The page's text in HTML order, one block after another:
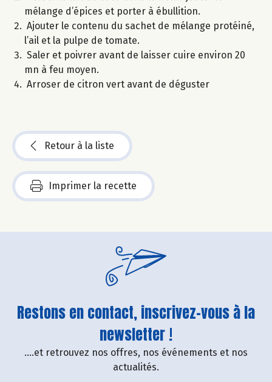
mélange d’épices et porter à ébullition.
Ajouter le contenu du sachet de mélange protéiné,
l’ail et la pulpe de tomate.
Saler et poivrer avant de laisser cuire environ 20
mn à feu moyen.
Arroser de citron vert avant de déguster
Retour à la liste
Imprimer la recette
Restons en contact, inscrivez-vous à la
newsletter !
....et retrouvez nos offres, nos événements et nos
actualités.